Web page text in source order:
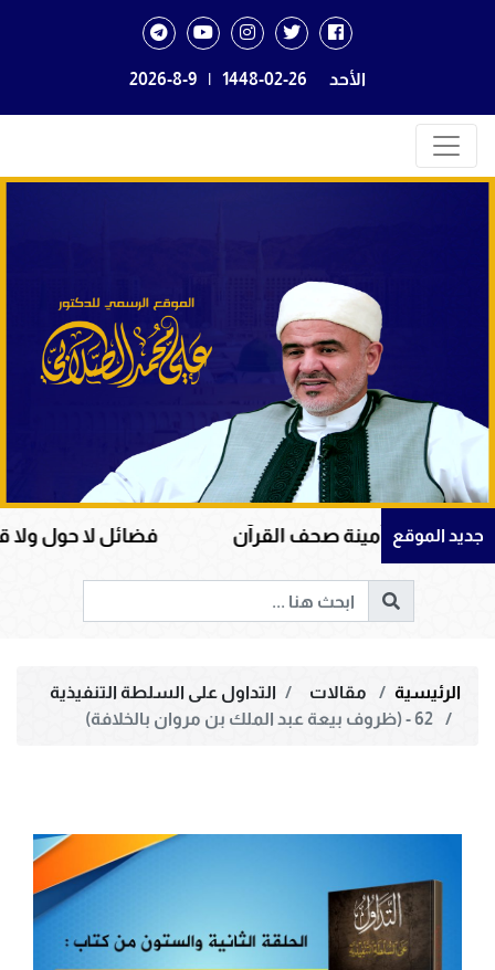
الأحد 1448-02-26
|
2026-8-9
جديد الموقع
صحف القرآن فضائل لا حول ولا قوة إلا بالله
الرئيسية مقالات
التداول على السلطة التنفيذية